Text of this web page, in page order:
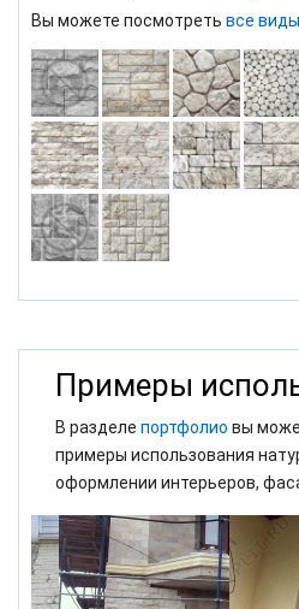
Вы можете посмотреть все
Примеры
В разделе портфолио вы
примеры использования
оформлении интерьеров,